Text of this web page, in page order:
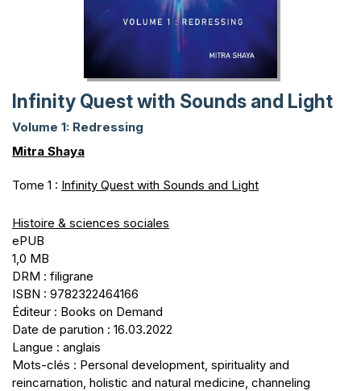
Infinity Quest with Sounds and Light
Volume 1: Redressing
Mitra Shaya
Tome 1 : Infinity Quest with Sounds and Light
Histoire & sciences sociales
ePUB
1,0 MB
DRM : filigrane
ISBN : 9782322464166
Éditeur : Books on Demand
Date de parution : 16.03.2022
Langue : anglais
Mots-clés : Personal development, spirituality and
reincarnation, holistic and natural medicine, channeling